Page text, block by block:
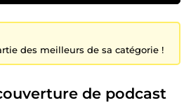
des meilleurs de sa catégorie !
de podcast